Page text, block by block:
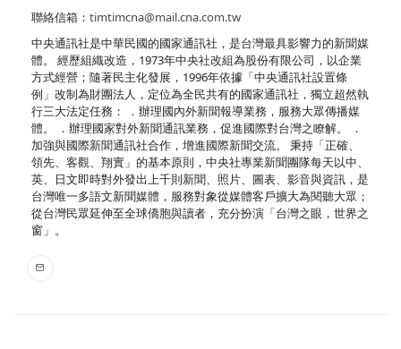
聯絡信箱： timtimcna@mail.cna.com.tw
中央通訊社是中華民國的國家通訊社，是台灣最具影響力的新聞媒
體。 經歷組織改造，1973年中央社改組為股份有限公司，以企業
方式經營；隨著民主化發展，1996年依據「中央通訊社設置條
例」改制為財團法人，定位為全民共有的國家通訊社，獨立超然執
行三大法定任務： ．辦理國內外新聞報導業務，服務大眾傳播媒
體。 ．辦理國家對外新聞通訊業務，促進國際對台灣之瞭解。 ．
加強與國際新聞通訊社合作，增進國際新聞交流。 秉持「正確、
領先、客觀、翔實」的基本原則，中央社專業新聞團隊每天以中、
英、日文即時對外發出上千則新聞、照片、圖表、影音與資訊，是
台灣唯一多語文新聞媒體，服務對象從媒體客戶擴大為閱聽大眾；
從台灣民眾延伸至全球僑胞與讀者，充分扮演「台灣之眼，世界之
窗」。